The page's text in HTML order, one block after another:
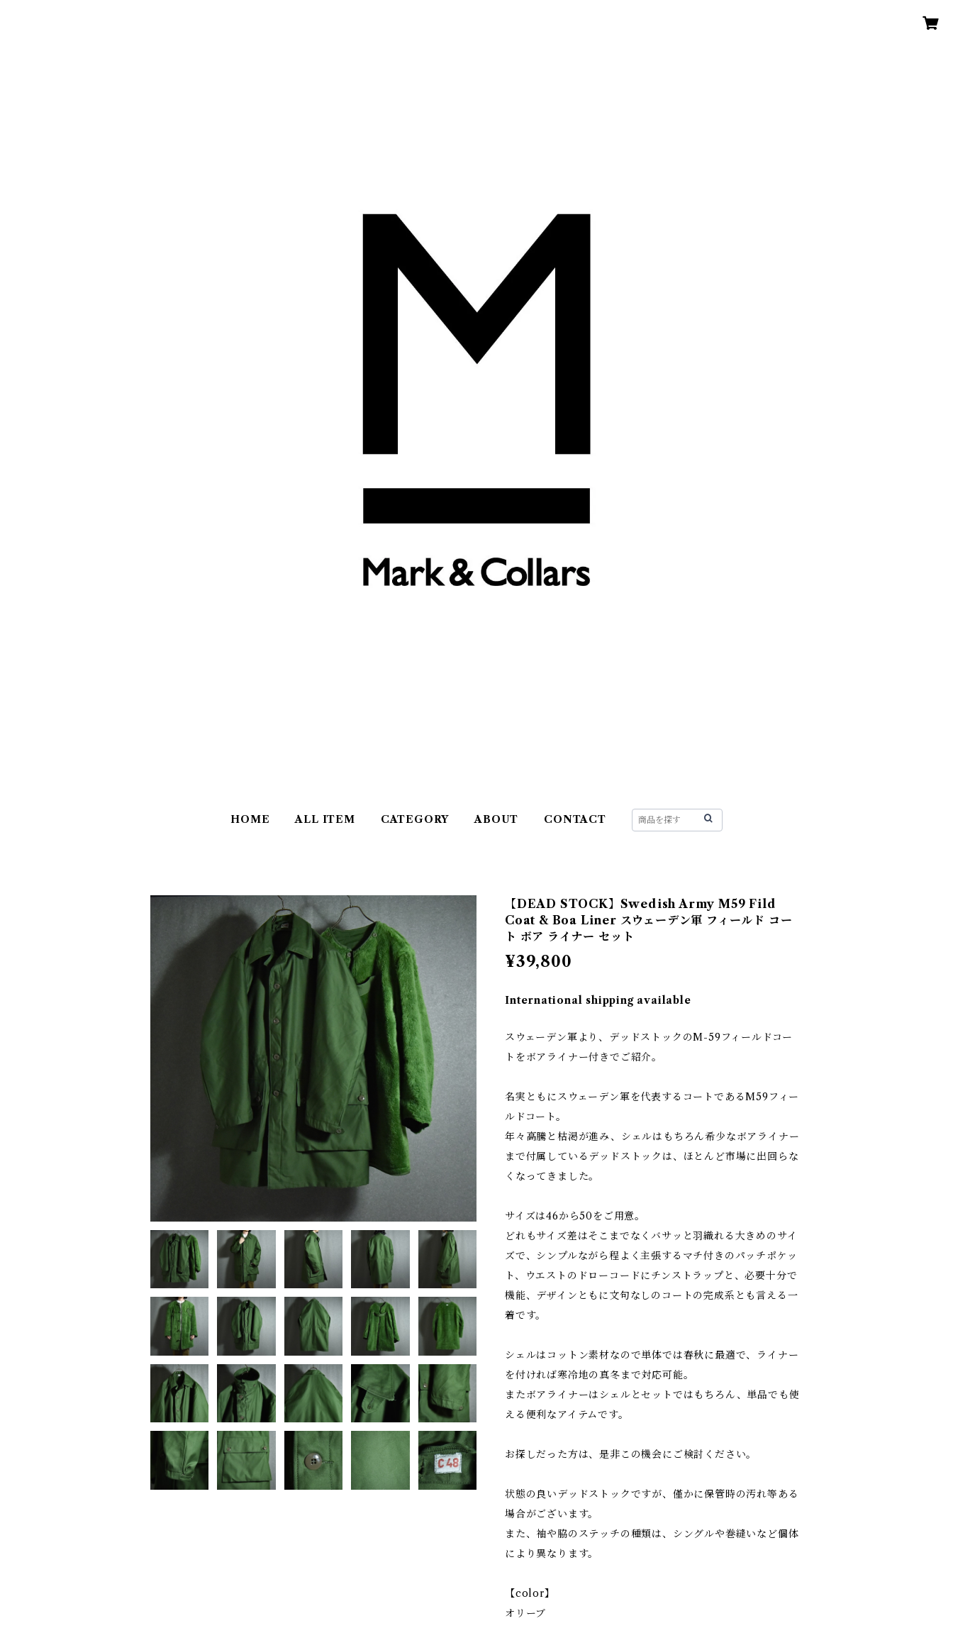
HOME ALL ITEM CATEGORY ABOUT CONTACT
【DEAD STOCK】Swedish Army M59 Fild
Coat & Boa Liner スウェーデン軍 フィールド コー
ト ボア ライナー セット
¥39,800
International shipping available
スウェーデン軍より、デッドストックのM-59フィールドコー
トをボアライナー付きでご紹介。
名実ともにスウェーデン軍を代表するコートであるM59フィー
ルドコート。
年々高騰と枯渇が進み、シェルはもちろん希少なボアライナー
まで付属しているデッドストックは、ほとんど市場に出回らな
くなってきました。
サイズは46から50をご用意。
どれもサイズ差はそこまでなくバサッと羽織れる大きめのサイ
ズで、シンプルながら程よく主張するマチ付きのパッチポケッ
ト、ウエストのドローコードにチンストラップと、必要十分で
機能、デザインともに文句なしのコートの完成系とも言える一
着です。
シェルはコットン素材なので単体では春秋に最適で、ライナー
を付ければ寒冷地の真冬まで対応可能。
またボアライナーはシェルとセットではもちろん、単品でも使
える便利なアイテムです。
お探しだった方は、是非この機会にご検討ください。
状態の良いデッドストックですが、僅かに保管時の汚れ等ある
場合がございます。
また、袖や脇のステッチの種類は、シングルや巻縫いなど個体
により異なります。
【color】
オリーブ